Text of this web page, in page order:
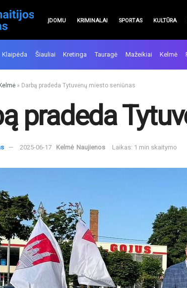
ĮDOMU KRIMINALAI SPORTAS KULTŪRA
Klaipėda Šiauliai Kretinga Tauragė Mažeikiai Kelmė
Kelmė » Darbą pradeda Tytuvėnų miesto seniūnas
pradeda
2025-06-17 Kelmė Naujienos Laikas: 1 min skaitymo